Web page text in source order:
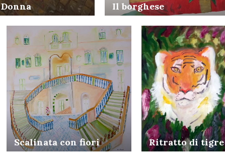
Donna Il borghese
Scalinata con fiori Ritratto di tigre